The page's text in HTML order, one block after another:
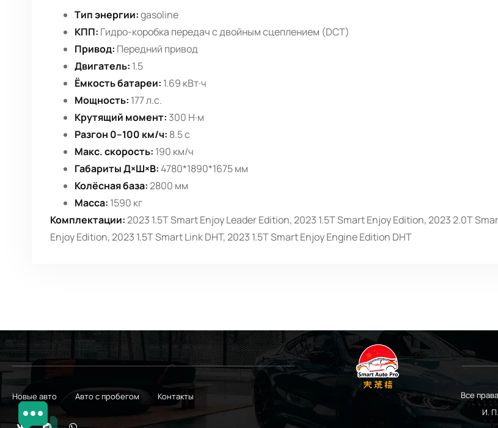
Тип энергии:gasoline
КПП: Гидро-коробка передач с двойным сцеплением (DCT)
Привод: Передний привод
Двигатель: 1.5
Ёмкость батареи: 1.69 кВт·ч
Мощность: 177 л.с.
Крутящий момент: 300 Н·м
Разгон 0–100 км/ч: 8.5 с
Макс. скорость: 190 км/ч
Габариты Д×Ш×В: 4780*1890*1675 мм
Колёсная база:2800 мм
Масса: 1590 кг
Комплектации:2023 1.5T Smart Enjoy Leader Edition, 2023 1.5T Smart Enjoy Edition, 2023 2.0T
Enjoy Edition, 2023 1.5T Smart Link DHT, 2023 1.5T Smart Enjoy Engine Edition DHT
Новые авто Авто с пробегом Контакты
Все
И.